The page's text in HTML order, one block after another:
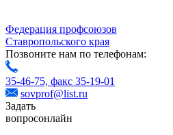
Федерация профсоюзов
Ставропольского края
Позвоните нам по телефонам:
35-46-75, факс 35-19-01
sovprof@list.ru
Задать
вопросонлайн